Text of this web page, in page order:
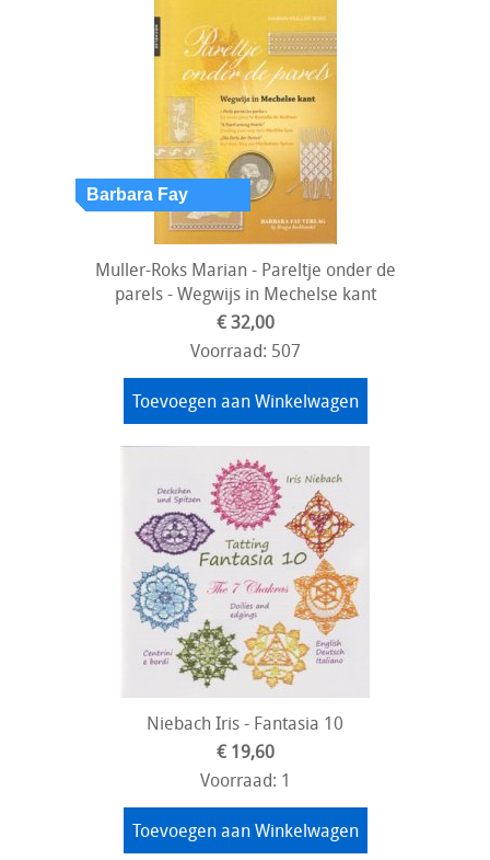
Muller-Roks Marian - Pareltje onder de
parels - Wegwijs in Mechelse kant
€ 32,00
Voorraad: 507
Toevoegen aan Winkelwagen
Niebach Iris - Fantasia 10
€ 19,60
Voorraad: 1
Toevoegen aan Winkelwagen